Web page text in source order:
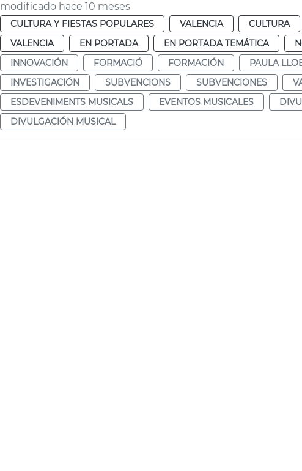
modificado hace 10 meses
CULTURA Y FIESTAS POPULARES VALENCIA CULTURA
VALENCIA
EN PORTADA EN PORTADA TEMÁTICA
INNOVACIÓN
FORMACIÓ FORMACIÓN PAULA
INVESTIGACIÓN
SUBVENCIONS SUBVENCIONES
ESDEVENIMENTS MUSICALS
EVENTOS MUSICALES
DIVULGACIÓN MUSICAL